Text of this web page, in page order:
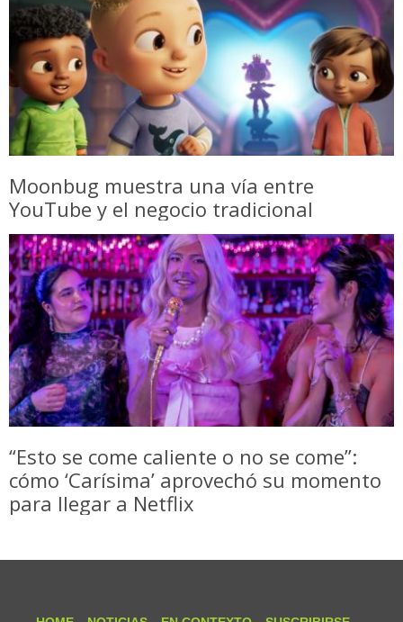
Moonbug muestra una vía entre
YouTube y el negocio tradicional
“Esto se come caliente o no se come”:
cómo ‘Carísima’ aprovechó su momento
para llegar a Netflix